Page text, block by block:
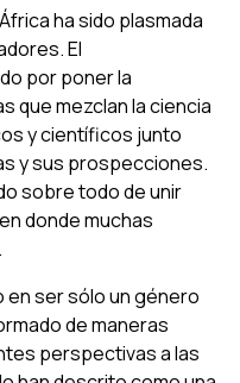
ha sido plasmada
El
por poner la
que mezclan la ciencia
y científicos junto
y sus prospecciones.
sobre todo de unir
donde muchas
en ser sólo un género
de maneras
perspectivas a las